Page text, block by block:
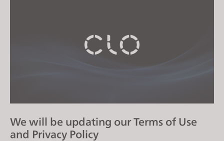
We will be updating our Terms of Use
and Privacy Policy